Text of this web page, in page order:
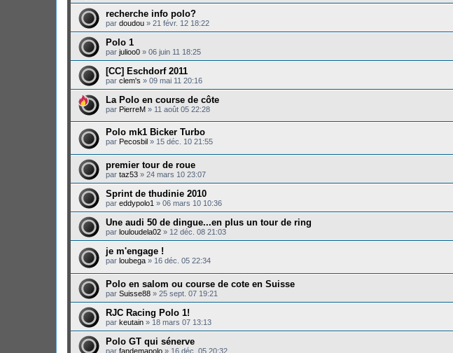
recherche info polo?
par doudou » 21 févr. 12 18:22
Polo 1
par julioo0 » 06 juin 11 18:25
[CC] Eschdorf 2011
par clem's » 09 mai 11 20:16
La Polo en course de côte
par PierreM » 11 août 05 22:28
Polo mk1 Bicker Turbo
par Pecosbil » 15 déc. 10 21:55
premier tour de roue
par taz53 » 24 mars 10 23:07
Sprint de thudinie 2010
par eddypolo1 » 06 mars 10 10:36
Une audi 50 de dingue...en plus un tour de ring
par louloudela02 » 12 déc. 08 21:03
je m'engage !
par loubega » 16 déc. 05 22:34
Polo en salom ou course de cote en Suisse
par Suisse88 » 25 sept. 07 19:21
RJC Racing Polo 1!
par keutain » 18 mars 07 13:13
Polo GT qui sénerve
par fandemapolo » 16 déc. 05 20:32